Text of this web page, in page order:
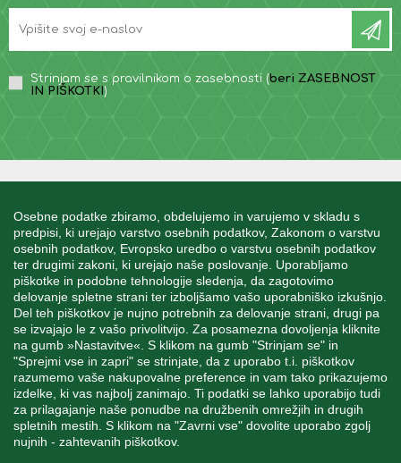
Osebne podatke zbiramo, obdelujemo in varujemo v skladu s
predpisi, ki urejajo varstvo osebnih podatkov, Zakonom o varstvu
osebnih podatkov, Evropsko uredbo o varstvu osebnih podatkov
ter drugimi zakoni, ki urejajo naše poslovanje. Uporabljamo
piškotke in podobne tehnologije sledenja, da zagotovimo
delovanje spletne strani ter izboljšamo vašo uporabniško izkušnjo.
Del teh piškotkov je nujno potrebnih za delovanje strani, drugi pa
se izvajajo le z vašo privolitvijo. Za posamezna dovoljenja kliknite
na gumb »Nastavitve«. S klikom na gumb "Strinjam se" in
"Sprejmi vse in zapri" se strinjate, da z uporabo t.i. piškotkov
razumemo vaše nakupovalne preference in vam tako prikazujemo
izdelke, ki vas najbolj zanimajo. Ti podatki se lahko uporabijo tudi
za prilagajanje naše ponudbe na družbenih omrežjih in drugih
spletnih mestih. S klikom na "Zavrni vse" dovolite uporabo zgolj
nujnih - zahtevanih piškotkov.
Strinjam se s pravilnikom o zasebnosti (beri ZASEBNOST
IN PIŠKOTKI )
MOJ RAČUN
STORITEV ZA STRANKE
SPREMLJAJTE NAS